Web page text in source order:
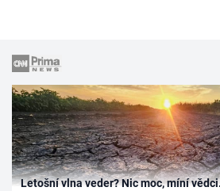
Letošní vlna veder? Nic moc, míní